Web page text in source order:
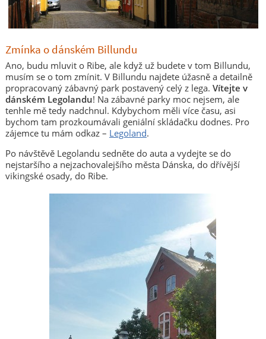
Zmínka o dánském Billundu
Ano, budu mluvit o Ribe, ale když už budete v tom Billundu,
musím se o tom zmínit. V Billundu najdete úžasně a detailně
propracovaný zábavný park postavený celý z lega. Vítejte v
dánském Legolandu! Na zábavné parky moc nejsem, ale
tenhle mě tedy nadchnul. Kdybychom měli více času, asi
bychom tam prozkoumávali geniální skládačku dodnes. Pro
zájemce tu mám odkaz – Legoland.
Po návštěvě Legolandu sedněte do auta a vydejte se do
nejstaršího a nejzachovalejšího města Dánska, do dřívější
vikingské osady, do Ribe.